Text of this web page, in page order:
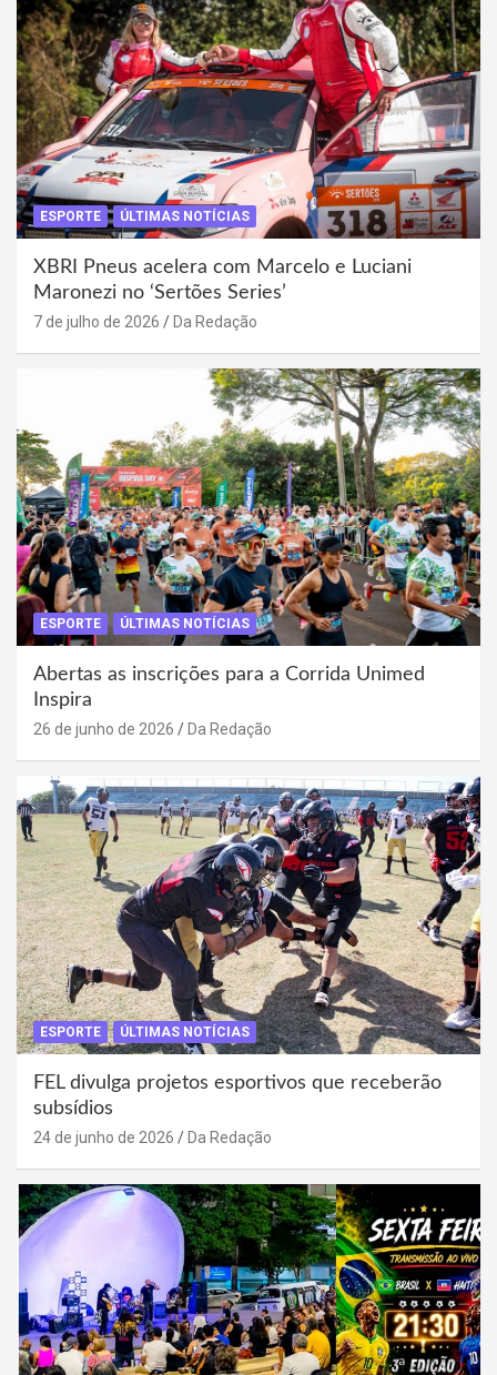
ESPORTE ÚLTIMAS NOTÍCIAS
XBRI Pneus acelera com Marcelo e Luciani
Maronezi no ‘Sertões Series’
7 de julho de 2026 Da Redação
ESPORTE ÚLTIMAS NOTÍCIAS
Abertas as inscrições para a Corrida Unimed
Inspira
26 de junho de 2026 Da Redação
ESPORTE ÚLTIMAS NOTÍCIAS
FEL divulga projetos esportivos que receberão
subsídios
24 de junho de 2026 Da Redação